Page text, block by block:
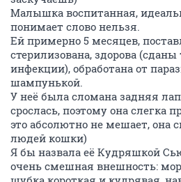
Малышка воспитанная,
понимает слово нельзя.
Ей примерно 5 месяцев,
стерилизована, здорова
инфекции), обработана от
шампунькой.
У неё была сломана задняя
срослась, поэтому она слегка
это абсолютно не мешает, она
людей кошки)
Я бы назвала её Кудряшкой
очень смешная внешность: